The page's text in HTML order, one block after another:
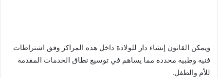
ويمكن القانون إنشاء دار للولادة داخل هذه المراكز وفق اشتراطات
فنية وطبية محددة مما يساهم في توسيع نطاق الخدمات المقدمة
للأم والطفل.